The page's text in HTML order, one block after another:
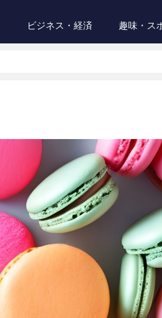
ビジネス・経済 趣味・ス